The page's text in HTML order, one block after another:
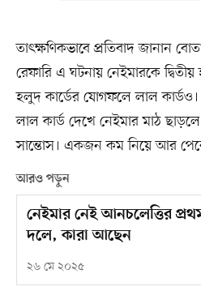
তাৎক্ষণিকভাবে প্রতিবাদ জানান
রেফারি এ ঘটনায় নেইমারকে
হলুদ কার্ডের যোগফলে লাল কার্ডও।
লাল কার্ড দেখে নেইমার মাঠ
সান্তোস। একজন কম নিয়ে আর
আরও পড়ুন
নেইমার নেই আনচলেত্তির
দলে, কারা আছেন
২৬ মে ২০২৫